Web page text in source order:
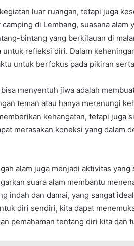
luar ruangan, tetapi juga
di Lembang, suasana
bintang yang berkilauan di
untuk refleksi diri. Dalam
untuk berfokus pada pikiran
menyentuh jiwa adalah
teman atau hanya merenungi
kehangatan, tetapi juga
merasakan koneksi yang dalam
alam juga menjadi aktivitas
suara alam membantu
indah dan damai, yang sangat
diri sendiri, kita dapat
pemahaman tentang diri kita dan